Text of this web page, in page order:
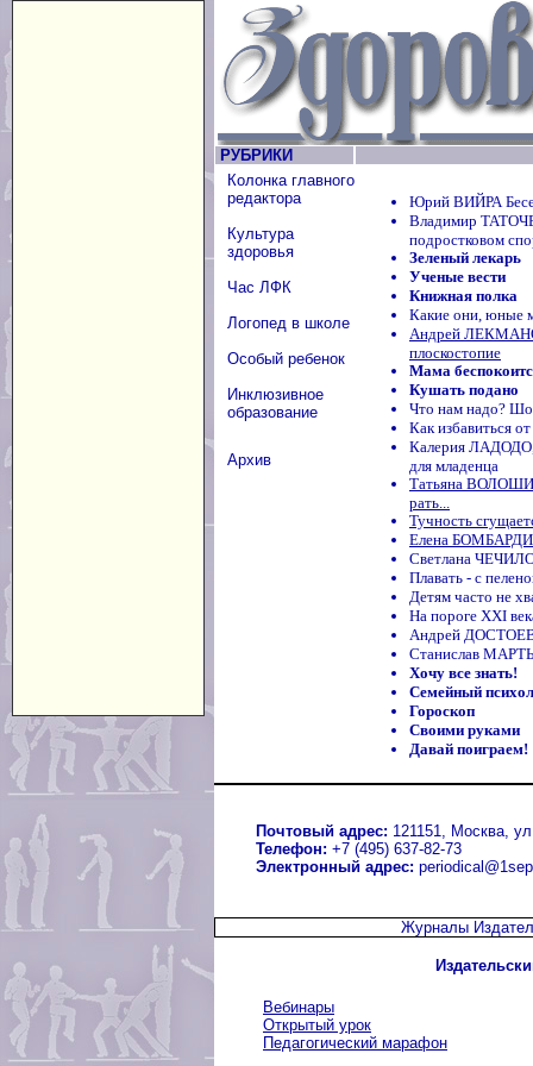
РУБРИКИ
Колонка главного
редактора
Культура
здоровья
Час ЛФК
Логопед в школе
Особый ребенок
Инклюзивное
образование
Архив
Юрий ВИЙРА
Владимир
подростковом
Зеленый лекарь
Ученые вести
Книжная полка
Какие они, юные
Андрей
плоскостопие
Мама
Кушать подано
Что нам надо?
Как избавиться
Калерия
для младенца
Татьяна
рать...
Тучность
Елена
Светлана
Плавать - с
Детям часто не
На пороге ХХI
Андрей
Станислав
Хочу все знать!
Семейный
Гороскоп
Своими руками
Давай поиграем!
Почтовый адрес: 121151, Москва,
Телефон: +7 (495) 637-82-73
Электронный адрес:
Журналы
Вебинары
Открытый урок
Педагогический марафон